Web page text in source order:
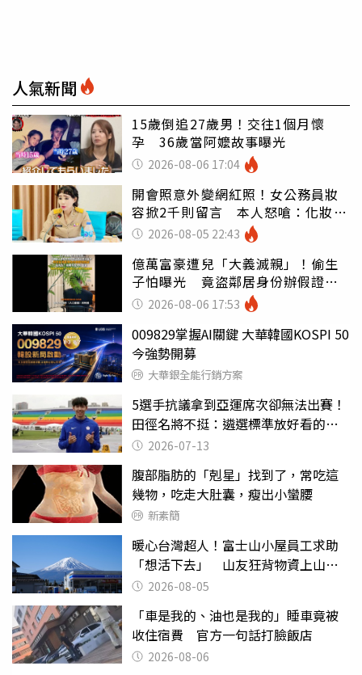
人氣新聞
15歲倒追27歲男！交往1個月懷
孕 36歲當阿嬤故事曝光
2026-08-06 17:04
開會照意外變網紅照！女公務員妝
容掀2千則留言 本人怒嗆：化妝有
錯嗎2026-08-05 22:43
億萬富豪遭兒「大義滅親」！偷生
子怕曝光 竟盜鄰居身份辦假證落
戶 2026-08-06 17:53
009829掌握AI關鍵 大華韓國KOSPI 50
今強勢開募
大華銀全能行銷方案
5選手抗議拿到亞運席次卻無法出賽！
田徑名將不挺：遴選標準放好看的
嗎？2026-07-13
腹部脂肪的「剋星」找到了，常吃這
幾物，吃走大肚囊，瘦出小蠻腰
新素簡
暖心台灣超人！富士山小屋員工求助
「想活下去」 山友狂背物資上山：
台灣真的是寶島
2026-08-05
「車是我的、油也是我的」睡車竟被
收住宿費 官方一句話打臉飯店
2026-08-06